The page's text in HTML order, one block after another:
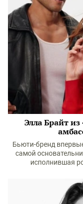
Элла Брайт
Бьюти-бренд
самой
исполнившая